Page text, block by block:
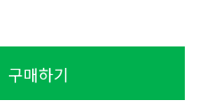
구매하기